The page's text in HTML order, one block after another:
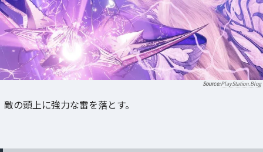
PlayStation.Blog
敵の頭上に強力な雷を落とす。